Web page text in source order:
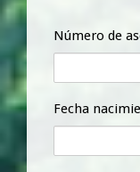
Número de
Fecha